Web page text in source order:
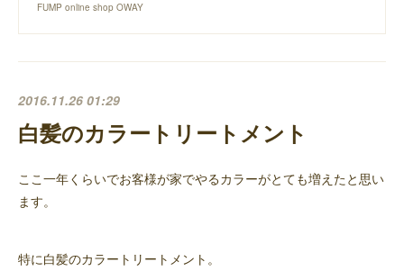
FUMP online shop OWAY
2016.11.26 01:29
白髪のカラートリートメント
ここ一年くらいでお客様が家でやるカラーがとても増えたと思い
ます。
特に白髪のカラートリートメント。